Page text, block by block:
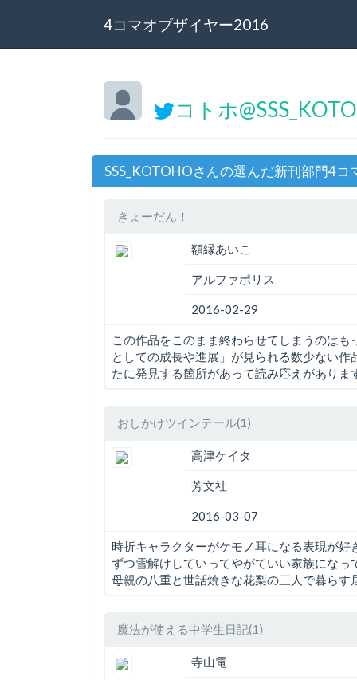
4コマオブザイヤー2016
コトホ
SSS_KOTOHOさんの選んだ新刊部門4
きょーだん！
額縁あいこ
アルファポリス
2016-02-29
この作品をこのまま終わらせてしまうのは
としての成長や進展」が見られる数少ない
たに発見する箇所があって読み応えがあり
おしかけツインテール(1)
高津ケイタ
芳文社
2016-03-07
時折キャラクターがケモノ耳になる表現が
ずつ雪解けしていってやがていい家族にな
母親の八重と世話焼きな花梨の三人で暮らす
魔法が使える中学生日記(1)
寺山電